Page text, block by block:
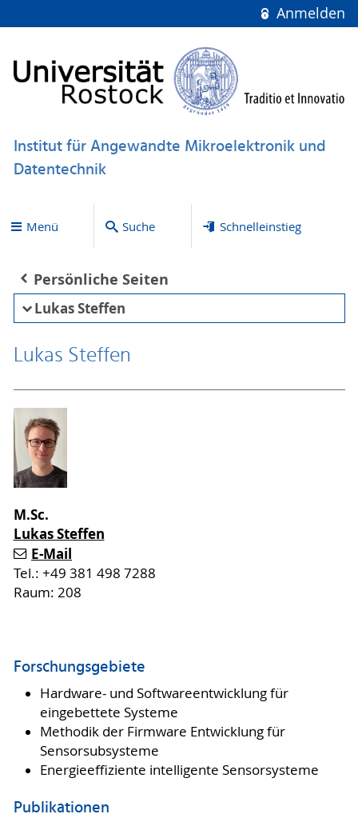
Anmelden
Institut für Angewandte Mikroelektronik und
Datentechnik
Menü Suche Schnelleinstieg
Persönliche Seiten
Lukas Steffen
Lukas Steffen
M.Sc.
Lukas Steffen
E-Mail
Tel.: +49 381 498 7288
Raum: 208
Forschungsgebiete
Hardware- und Softwareentwicklung für
eingebettete Systeme
Methodik der Firmware Entwicklung für
Sensorsubsysteme
Energieeffiziente intelligente Sensorsysteme
Publikationen